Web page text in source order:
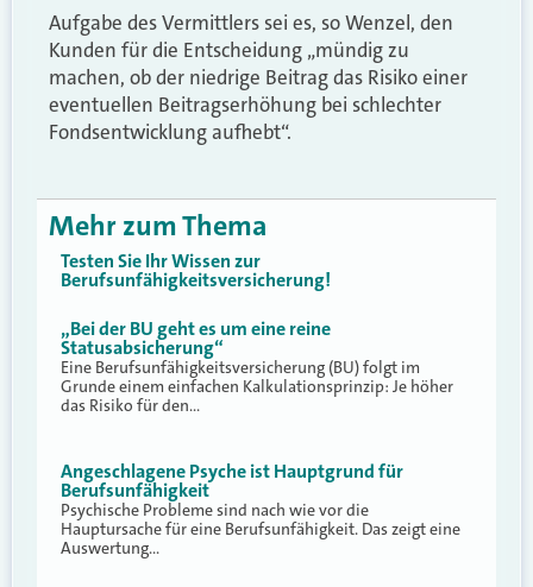
Aufgabe des Vermittlers sei es, so Wenzel, den
Kunden für die Entscheidung „mündig zu
machen, ob der niedrige Beitrag das Risiko einer
eventuellen Beitragserhöhung bei schlechter
Fondsentwicklung aufhebt“.
Mehr zum Thema
Testen Sie Ihr Wissen zur
Berufsunfähigkeitsversicherung!
„Bei der BU geht es um eine reine
Statusabsicherung“
Eine Berufsunfähigkeitsversicherung (BU) folgt im
Grunde einem einfachen Kalkulationsprinzip: Je höher
das Risiko für den…
Angeschlagene Psyche ist Hauptgrund für
Berufsunfähigkeit
Psychische Probleme sind nach wie vor die
Hauptursache für eine Berufsunfähigkeit. Das zeigt eine
Auswertung…